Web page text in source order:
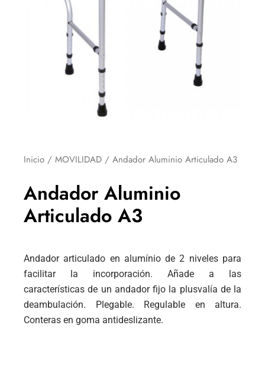
Inicio / MOVILIDAD / Andador Aluminio Articulado A3
Andador Aluminio
Articulado A3
Andador articulado en alumínio de 2 niveles para
facilitar la incorporación. Añade a las
características de un andador fijo la plusvalía de la
deambulación. Plegable. Regulable en altura.
Conteras en goma antideslizante.